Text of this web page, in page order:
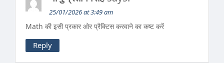
25/01/2026 at 3:49 am
Math की इसी प्रकार ओर प्रैक्टिस करवाने का कष्ट करें
Reply